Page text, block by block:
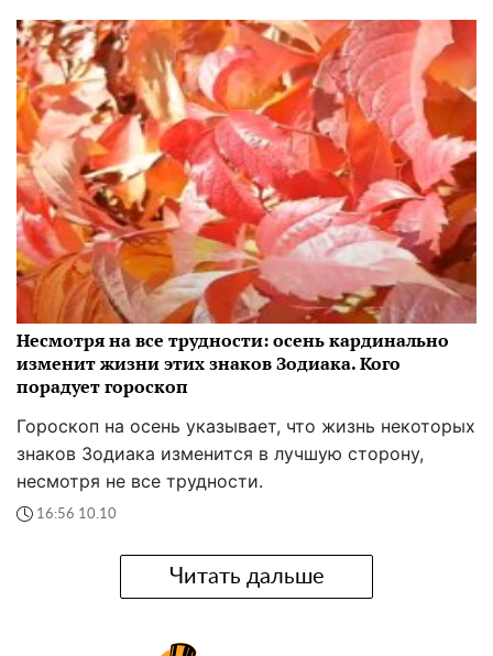
Несмотря на все трудности: осень кардинально
изменит жизни этих знаков Зодиака. Кого
порадует гороскоп
Гороскоп на осень указывает, что жизнь некоторых
знаков Зодиака изменится в лучшую сторону,
несмотря не все трудности.
16:56 10.10
Читать дальше